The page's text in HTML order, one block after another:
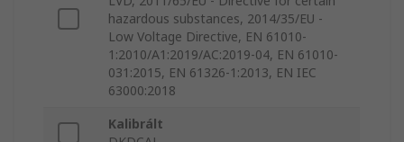
hazardous substances, 2014/35/EU -
Low Voltage Directive, EN 61010-
1:2010/A1:2019/AC:2019-04, EN 61010-
031:2015, EN 61326-1:2013, EN IEC
63000:2018
Kalibrált